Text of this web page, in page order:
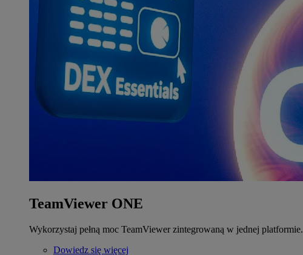
TeamViewer ONE
Wykorzystaj pełną moc TeamViewer zintegrowaną w jednej platformie.
Dowiedz się więcej